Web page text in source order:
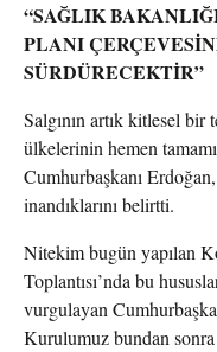
“SAĞLIK
PLANI
SÜRDÜRECEKTİR”
Salgının artık kitlesel
ülkelerinin hemen
Cumhurbaşkanı
inandıklarını belirtti.
Nitekim bugün yapılan
Toplantısı’nda bu
vurgulayan
Kurulumuz bundan